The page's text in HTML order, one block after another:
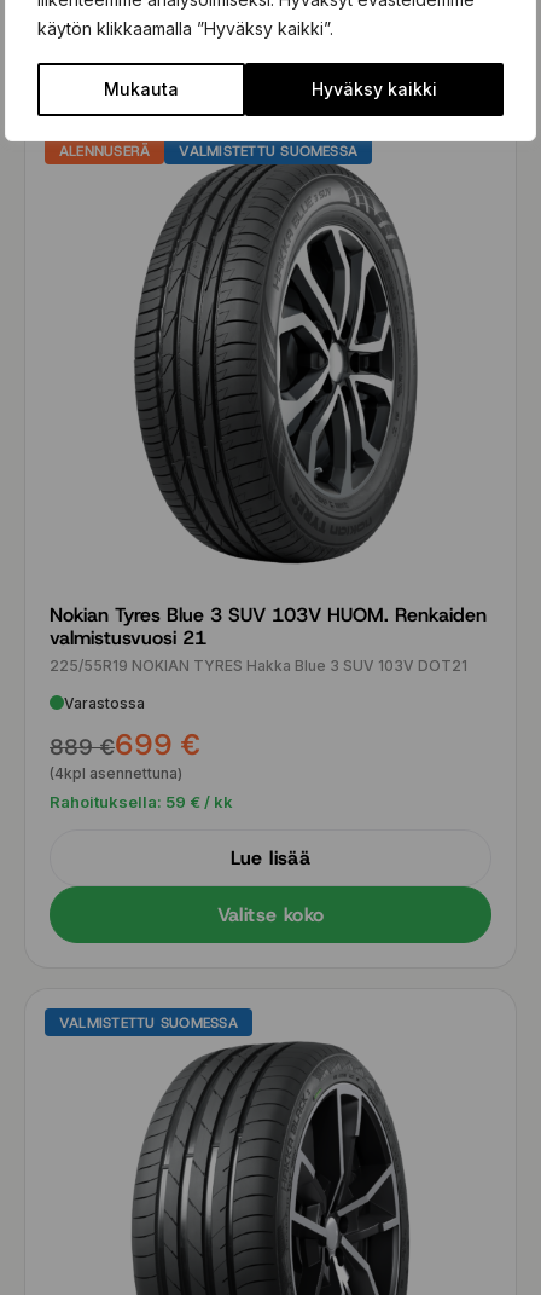
käytön klikkaamalla ”Hyväksy kaikki”.
Mukauta Hyväksy kaikki
Valitse koko
ALENNUSERÄ VALMISTETTU SUOMESSA
Nokian Tyres Blue 3 SUV 103V HUOM. Renkaiden
valmistusvuosi 21
225/55R19 NOKIAN TYRES Hakka Blue 3 SUV 103V DOT21
Varastossa
889 €699 €
(4kpl asennettuna)
Rahoituksella: 59 € / kk
Lue lisää
Valitse koko
VALMISTETTU SUOMESSA